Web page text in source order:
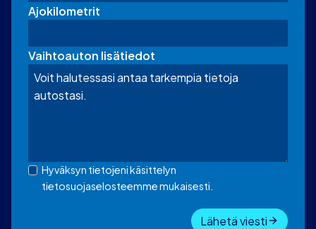
Ajokilometrit
Vaihtoauton lisätiedot
Hyväksyn tietojeni käsittelyn
tietosuojaselosteemme mukaisesti.
Lähetä viesti